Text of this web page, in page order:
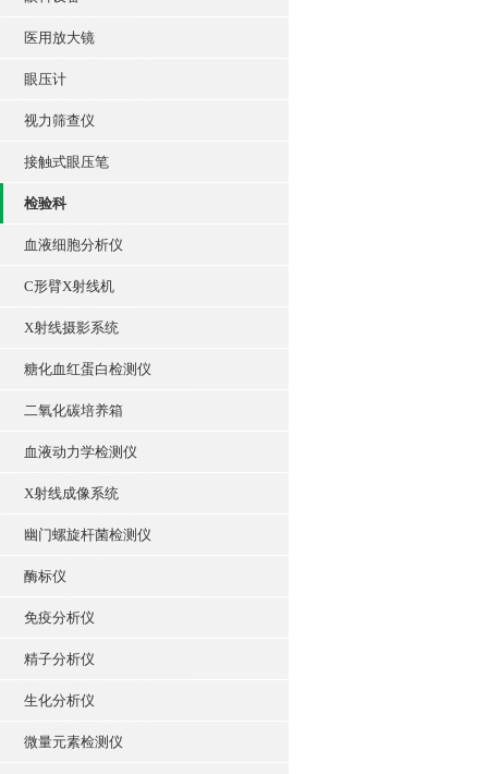
医用放大镜
眼压计
视力筛查仪
接触式眼压笔
检验科
血液细胞分析仪
C形臂X射线机
X射线摄影系统
糖化血红蛋白检测仪
二氧化碳培养箱
血液动力学检测仪
X射线成像系统
幽门螺旋杆菌检测仪
酶标仪
免疫分析仪
精子分析仪
生化分析仪
微量元素检测仪